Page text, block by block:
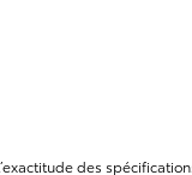
des